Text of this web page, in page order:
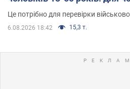
Це потрібно для перевірки
6.08.2026 18:42 15,3 т.